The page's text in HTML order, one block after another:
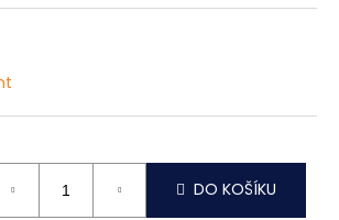
DO KOŠÍKU